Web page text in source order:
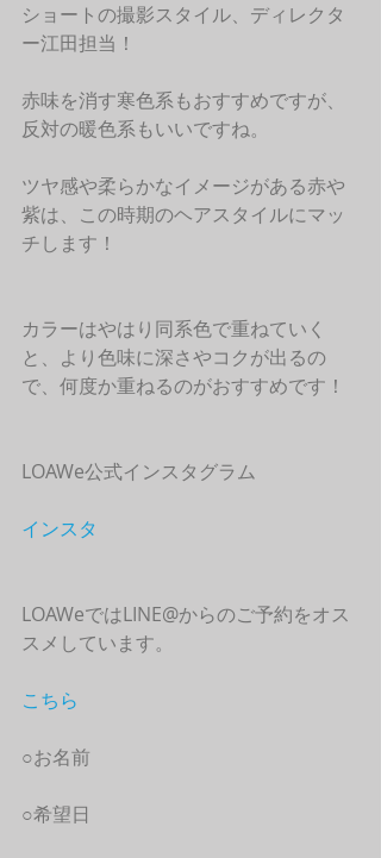
ショートの撮影スタイル、ディレクタ
ー江田担当！
赤味を消す寒色系もおすすめですが、
反対の暖色系もいいですね。
ツヤ感や柔らかなイメージがある赤や
紫は、この時期のヘアスタイルにマッ
チします！
カラーはやはり同系色で重ねていく
と、より色味に深さやコクが出るの
で、何度か重ねるのがおすすめです！
LOAWe公式インスタグラム
インスタ
LOAWeではLINE@からのご予約をオス
スメしています。
こちら
○お名前
○希望日